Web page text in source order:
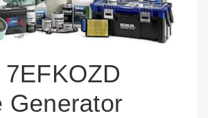
Generator